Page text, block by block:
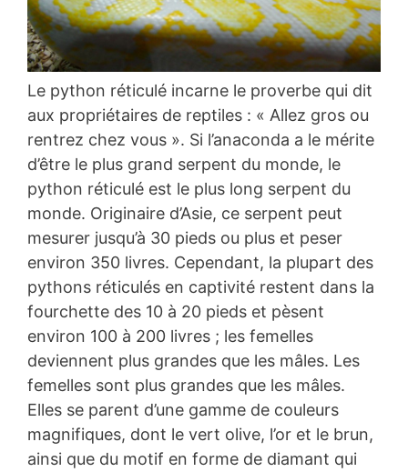
Le python réticulé incarne le proverbe qui dit
aux propriétaires de reptiles : « Allez gros ou
rentrez chez vous ». Si l’anaconda a le mérite
d’être le plus grand serpent du monde, le
python réticulé est le plus long serpent du
monde. Originaire d’Asie, ce serpent peut
mesurer jusqu’à 30 pieds ou plus et peser
environ 350 livres. Cependant, la plupart des
pythons réticulés en captivité restent dans la
fourchette des 10 à 20 pieds et pèsent
environ 100 à 200 livres ; les femelles
deviennent plus grandes que les mâles. Les
femelles sont plus grandes que les mâles.
Elles se parent d’une gamme de couleurs
magnifiques, dont le vert olive, l’or et le brun,
ainsi que du motif en forme de diamant qui